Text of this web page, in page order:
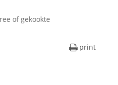
of gekookte
print